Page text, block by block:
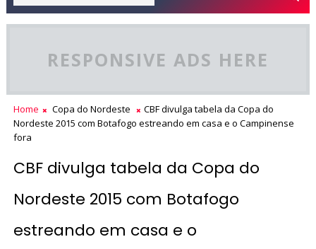
RESPONSIVE ADS HERE
Home Copa do Nordeste
CBF divulga tabela da Copa do
Nordeste 2015 com Botafogo estreando em casa e o Campinense
fora
CBF divulga tabela da Copa do
Nordeste 2015 com Botafogo
estreando em casa e o